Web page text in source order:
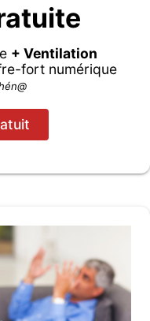
+ Ventilation
fort numérique